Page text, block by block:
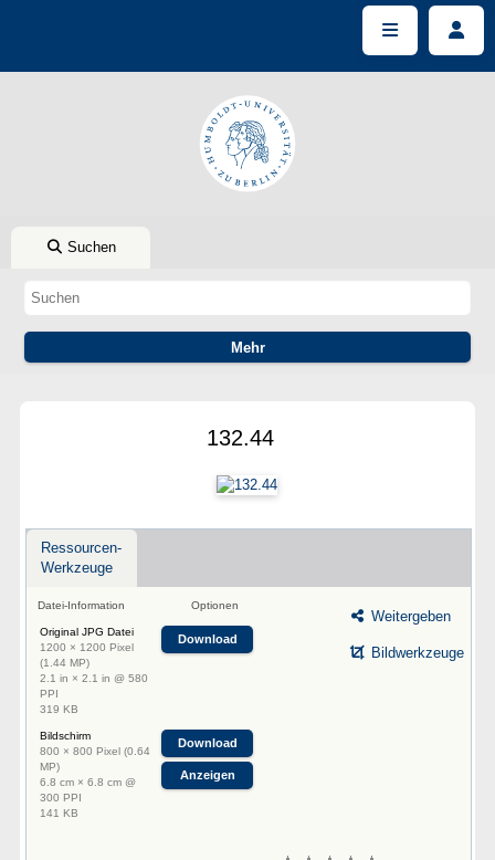
Suchen
132.44
Ressourcen-
Werkzeuge
Datei-Information Optionen
Original JPG Datei
1200 × 1200 Pixel
(1.44 MP)
2.1 in × 2.1 in @ 580
PPI
319 KB
Download
Bildschirm
800 × 800 Pixel (0.64
MP)
6.8 cm × 6.8 cm @
300 PPI
141 KB
Download
Anzeigen
Weitergeben
Bildwerkzeuge